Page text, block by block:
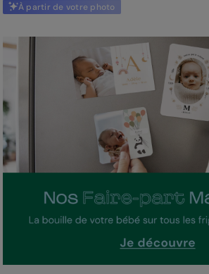
À partir de votre photo